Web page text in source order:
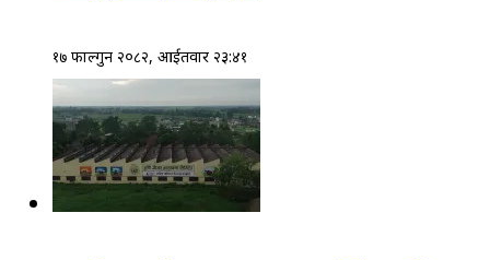
१७ फाल्गुन २०८२, आईतवार २३:४१